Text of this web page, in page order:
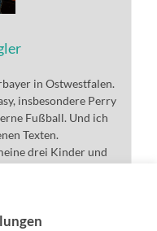
in Ostwestfalen.
insbesondere Perry
Fußball. Und ich
Texten.
drei Kinder und